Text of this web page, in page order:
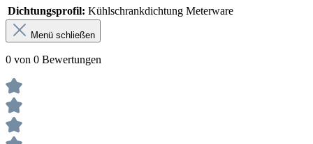
Dichtungsprofil: Kühlschrankdichtung Meterware
Menü schließen
0 von 0 Bewertungen